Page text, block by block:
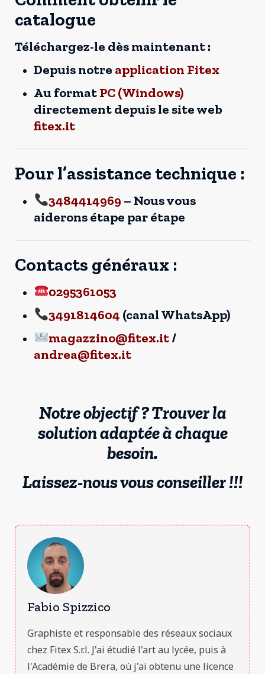
catalogue
Téléchargez-le dès maintenant :
Depuis notre application Fitex
Au formatPC (Windows)
directement depuis le site web
fitex.it
Pour l’assistance technique :
3484414969 – Nous vous
aiderons étape par étape
Contacts généraux :
0295361053
3491814604 (canal WhatsApp)
magazzino@fitex.it/
andrea@fitex.it
Notre objectif ? Trouver la
solution adaptée à chaque
besoin.
Laissez-nous vous conseiller !!!
Fabio Spizzico
Graphiste et responsable des réseaux sociaux
chez Fitex S.r.l. J'ai étudié l'art au lycée, puis à
l'Académie de Brera, où j'ai obtenu une licence